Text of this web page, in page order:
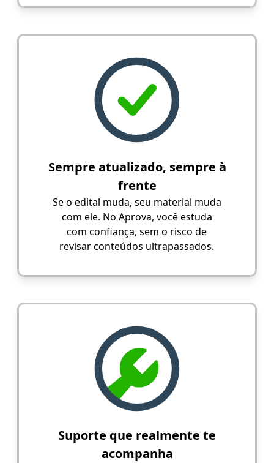
Sempre atualizado, sempre à
frente
Se o edital muda, seu material muda
com ele. No Aprova, você estuda
com confiança, sem o risco de
revisar conteúdos ultrapassados.
Suporte que realmente te
acompanha